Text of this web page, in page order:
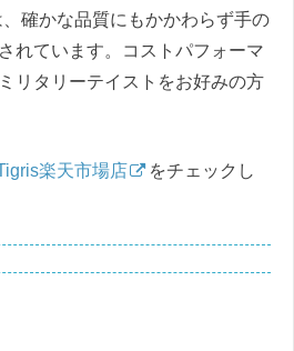
、確かな品質にもかかわらず手の
れています。コストパフォーマ
リタリーテイストをお好みの方
楽天市場店
をチェックし